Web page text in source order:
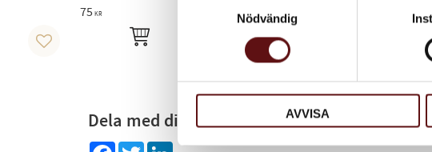
Nödvändig
AVVISA
75 KR
Lägg till i favoriter
Dela med dig
Facebook
TwitterLinkedIn